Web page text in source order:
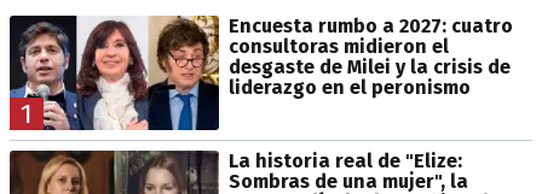
1
Encuesta rumbo a 2027: cuatro
consultoras midieron el
desgaste de Milei y la crisis de
liderazgo en el peronismo
La historia real de "Elize:
Sombras de una mujer", la